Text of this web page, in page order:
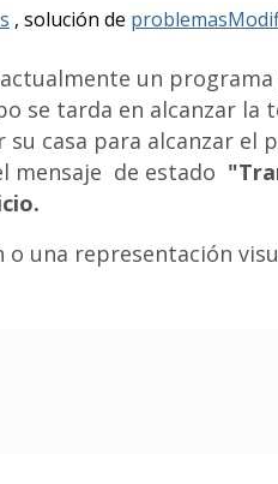
, solución de
un
se tarda en alcanzar
casa para alcanzar
mensaje de estado
una representación